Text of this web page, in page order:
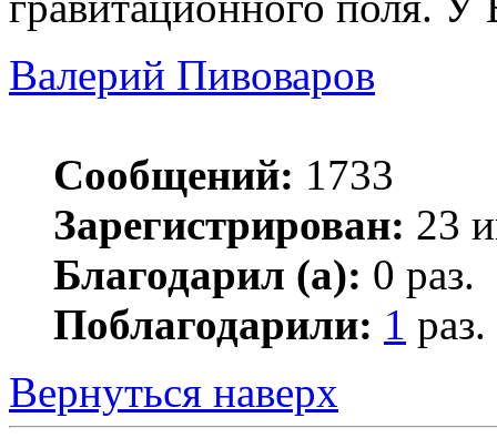
Валерий Пивоваров
Сообщений: 1733
Зарегистрирован: 23
Благодарил (а): 0 раз.
Поблагодарили: 1 раз.
Вернуться наверх